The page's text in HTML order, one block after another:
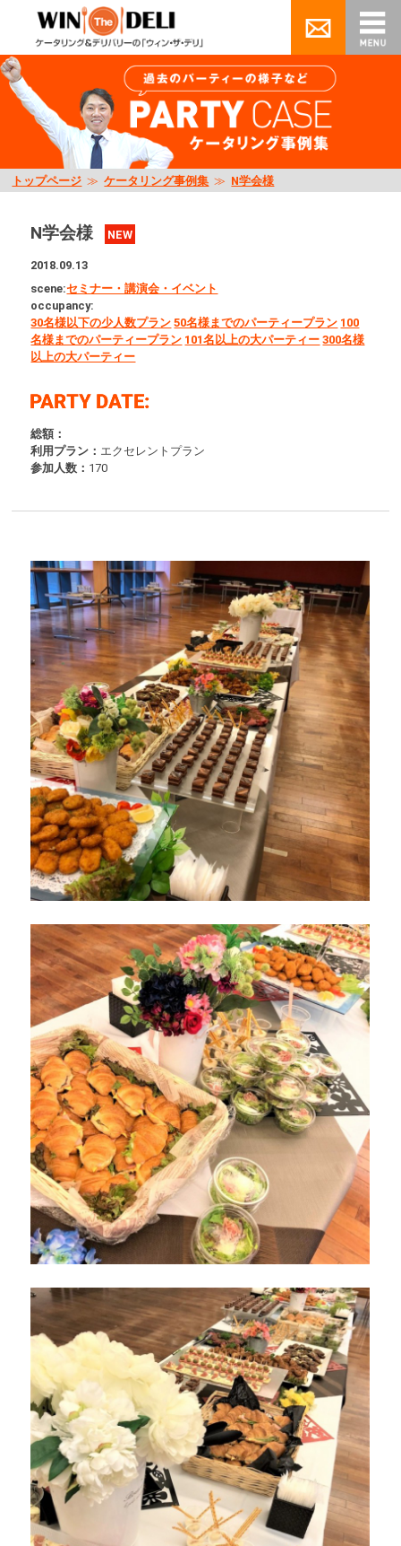
トップページ ≫ケータリング事例集 ≫ N学会様
N学会様 NEW
2018.09.13
scene:セミナー・講演会・イベント
occupancy:
30名様以下の少人数プラン 50名様までのパーティープラン 100
名様までのパーティープラン 101名以上の大パーティー 300名様
以上の大パーティー
総額：
利用プラン： エクセレントプラン
参加人数： 170